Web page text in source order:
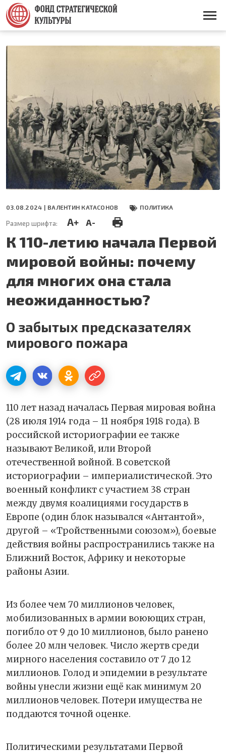
Перейти
основному
содержанию
Основная
03.08.2024 | ВАЛЕНТИН КАТАСОНОВ ПОЛИТИКА
Размер шрифта: A+ A-
К 110-летию начала Первой
мировой войны: почему
для многих она стала
неожиданностью?
О забытых предсказателях
мирового пожара
110 лет назад началась Первая мировая война
(28 июля 1914 года – 11 ноября 1918 года). В
российской историографии ее также
называют Великой, или Второй
отечественной войной. В советской
историографии – империалистической. Это
военный конфликт с участием 38 стран
между двумя коалициями государств в
Европе (один блок назывался «Антантой»,
другой – «Тройственными союзом»), боевые
действия войны распространились также на
Ближний Восток, Африку и некоторые
районы Азии.
Из более чем 70 миллионов человек,
мобилизованных в армии воюющих стран,
погибло от 9 до 10 миллионов, было ранено
более 20 млн человек. Число жертв среди
мирного населения составило от 7 до 12
миллионов. Голод и эпидемии в результате
войны унесли жизни ещё как минимум 20
миллионов человек. Потери имущества не
поддаются точной оценке.
Политическими результатами Первой